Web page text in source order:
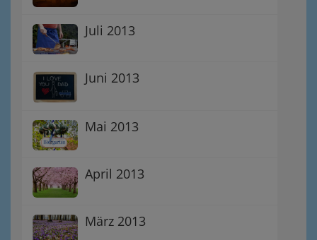
Juli 2013
Juni 2013
Mai 2013
April 2013
März 2013